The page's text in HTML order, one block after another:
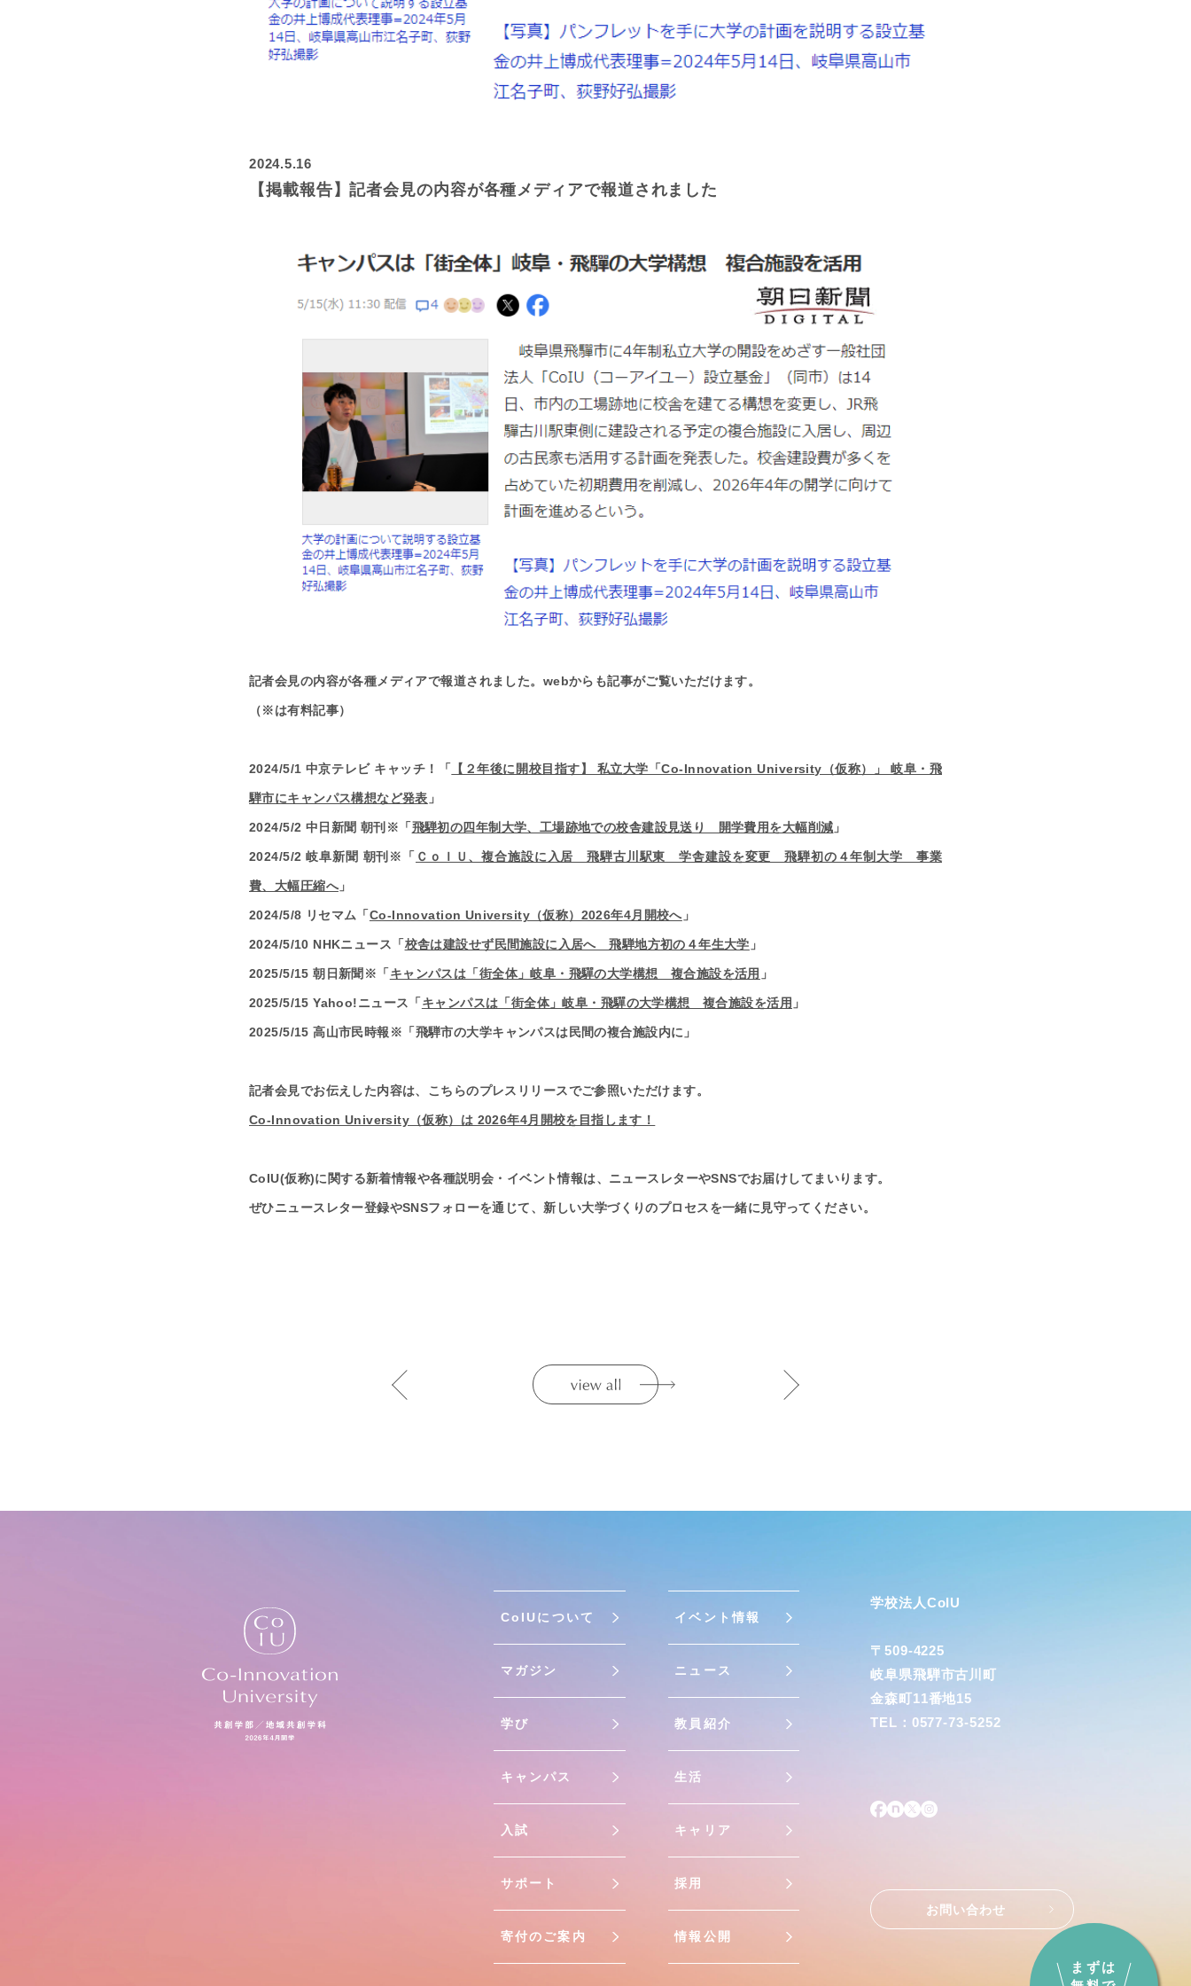
2024.5.16
【掲載報告】記者会見の内容が各種メディアで報道されました
記者会見の内容が各種メディアで報道されました。webからも記事がご覧いただけます。
（※は有料記事）
2024/5/1 中京テレビ キャッチ！「 【２年後に開校目指す】 私立大学「Co-Innovation University（仮称）」 岐阜・飛
騨市にキャンパス構想など発表 」
2024/5/2 中日新聞 朝刊※「 飛騨初の四年制大学、工場跡地での校舎建設見送り 開学費用を大幅削減 」
2024/5/2 岐阜新聞 朝刊※「 ＣｏＩＵ、複合施設に入居 飛騨古川駅東 学舎建設を変更 飛騨初の４年制大学 事業
費、大幅圧縮へ」
2024/5/8 リセマム「 Co-Innovation University（仮称）2026年4月開校へ 」
2024/5/10 NHKニュース「 校舎は建設せず民間施設に入居へ 飛騨地方初の４年生大学 」
2025/5/15 朝日新聞※「 キャンパスは「街全体」岐阜・飛驒の大学構想 複合施設を活用 」
2025/5/15 Yahoo!ニュース「 キャンパスは「街全体」岐阜・飛驒の大学構想 複合施設を活用 」
2025/5/15 高山市民時報※「飛騨市の大学キャンパスは民間の複合施設内に」
記者会見でお伝えした内容は、こちらのプレスリリースでご参照いただけます。
Co-Innovation University（仮称）は 2026年4月開校を目指します！
CoIU(仮称)に関する新着情報や各種説明会・イベント情報は、ニュースレターやSNSでお届けしてまいります。
ぜひニュースレター登録やSNSフォローを通じて、新しい大学づくりのプロセスを一緒に見守ってください。
まずは
CoIUについて イベント情報
マガジン ニュース
学び 教員紹介
キャンパス 生活
入試 キャリア
サポート 採用
寄付のご案内 情報公開
学校法人CoIU
〒509-4225
岐阜県飛騨市古川町
金森町11番地15
TEL：0577-73-5252
お問い合わせ